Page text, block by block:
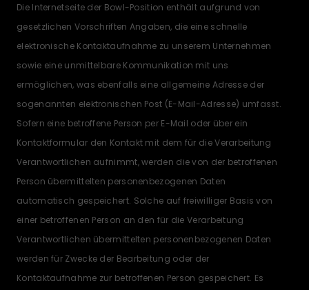
Die Internetseite der Bowl-Position enthält aufgrund von
gesetzlichen Vorschriften Angaben, die eine schnelle
elektronische Kontaktaufnahme zu unserem Unternehmen
sowie eine unmittelbare Kommunikation mit uns
ermöglichen, was ebenfalls eine allgemeine Adresse der
sogenannten elektronischen Post (E-Mail-Adresse) umfasst.
Sofern eine betroffene Person per E-Mail oder über ein
Kontaktformular den Kontakt mit dem für die Verarbeitung
Verantwortlichen aufnimmt, werden die von der betroffenen
Person übermittelten personenbezogenen Daten
automatisch gespeichert. Solche auf freiwilliger Basis von
einer betroffenen Person an den für die Verarbeitung
Verantwortlichen übermittelten personenbezogenen Daten
werden für Zwecke der Bearbeitung oder der
Kontaktaufnahme zur betroffenen Person gespeichert. Es